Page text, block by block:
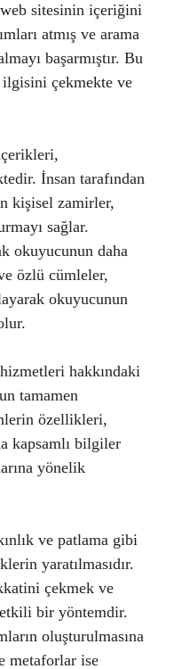
sitesinin içeriğini
atmış ve arama
başarmıştır. Bu
çekmekte ve
İnsan tarafından
kişisel zamirler,
sağlar.
okuyucunun daha
özlü cümleler,
okuyucunun
hakkındaki
tamamen
özellikleri,
kapsamlı bilgiler
yönelik
ve patlama gibi
yaratılmasıdır.
çekmek ve
bir yöntemdir.
oluşturulmasına
metaforlar ise